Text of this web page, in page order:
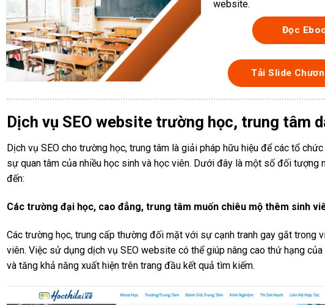
website.
Đọc
Tải Slide
Dịch vụ SEO website trường học, trung tâm
Dịch vụ SEO cho trường học, trung tâm là giải pháp hữu hiệu để các tổ
sự quan tâm của nhiều học sinh và học viên. Dưới đây là một số đối tượng
đến:
Các trường đại học, cao đẳng, trung tâm muốn chiêu mộ thêm sinh
Các trường học, trung cấp thường đối mặt với sự cạnh tranh gay gắt trong
viên. Việc sử dụng dịch vụ SEO website có thể giúp nâng cao thứ hạng
và tăng khả năng xuất hiện trên trang đầu kết quả tìm kiếm.